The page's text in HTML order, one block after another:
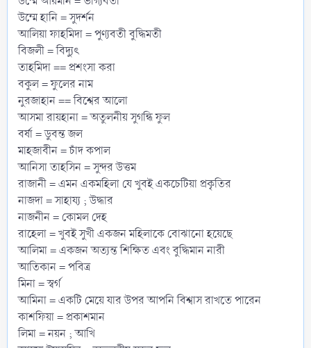
উম্মে হানি = সুদর্শন
আলিয়া ফাহমিদা = পুণ্যবতী বুদ্ধিমতী
বিজলী = বিদ্যুৎ
তাহমিদা == প্রশংসা করা
বকুল = ফুলের নাম
নুরজাহান == বিশ্বের আলো
আসমা রায়হানা = অতুলনীয় সুগন্ধি ফুল
বর্ষা = ডুবন্ত জল
মাহজাবীন = চাঁদ কপাল
আনিসা তাহসিন = সুন্দর উত্তম
রাজানী = এমন একমহিলা যে খুবই একচেটিয়া প্রকৃতির
নাজদা = সাহায্য ; উদ্ধার
নাজনীন = কোমল দেহ
রাহেলা = খুবই সুখী একজন মহিলাকে বোঝানো হয়েছে
আলিমা = একজন অত্যন্ত শিক্ষিত এবং বুদ্ধিমান নারী
আতিকান = পবিত্র
মিনা = স্বর্গ
আমিনা = একটি মেয়ে যার উপর আপনি বিশ্বাস রাখতে পারেন
কাশফিয়া = প্রকাশমান
লিমা = নয়ন ; আখি